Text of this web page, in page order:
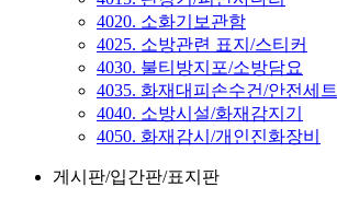
4020. 소화기보관함
4025. 소방관련 표지/스티커
4030. 불티방지포/소방담요
4035. 화재대피손수건/안전세트
4040. 소방시설/화재감지기
4050. 화재감시/개인진화장비
게시판/입간판/표지판